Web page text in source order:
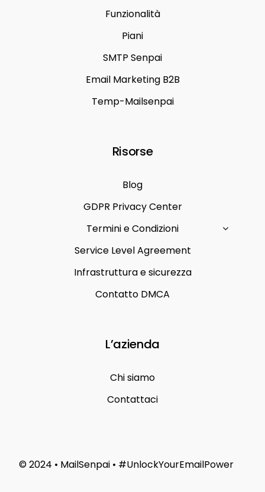
Funzionalità
Piani
SMTP Senpai
Email Marketing B2B
Temp-Mailsenpai
Risorse
Blog
GDPR Privacy Center
Termini e Condizioni
Service Level Agreement
Infrastruttura e sicurezza
Contatto DMCA
L’azienda
Chi siamo
Contattaci
© 2024 • MailSenpai • #UnlockYourEmailPower